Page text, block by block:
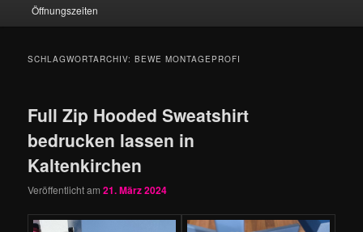
Öffnungszeiten
SCHLAGWORTARCHIV:BEWE MONTAGEPROFI
Full Zip Hooded Sweatshirt
bedrucken lassen in
Kaltenkirchen
Veröffentlicht am21. März 2024